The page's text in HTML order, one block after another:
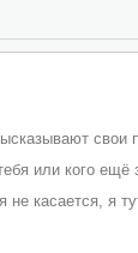
свои
или кого ещё
не касается, я